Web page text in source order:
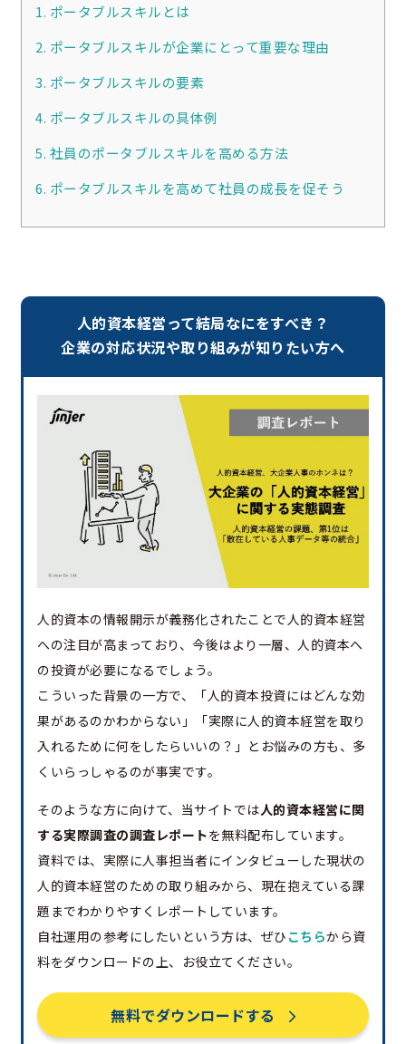
1. ポータブルスキルとは
2. ポータブルスキルが企業にとって重要な理由
3. ポータブルスキルの要素
4. ポータブルスキルの具体例
5. 社員のポータブルスキルを高める方法
6. ポータブルスキルを高めて社員の成長を促そう
人的資本経営って結局なにをすべき？
企業の対応状況や取り組みが知りたい方へ
人的資本の情報開示が義務化されたことで人的資本経営
への注目が高まっており、今後はより一層、人的資本へ
の投資が必要になるでしょう。
こういった背景の一方で、「人的資本投資にはどんな効
果があるのかわからない」「実際に人的資本経営を取り
入れるために何をしたらいいの？」とお悩みの方も、多
くいらっしゃるのが事実です。
そのような方に向けて、当サイトでは人的資本経営に関
する実際調査の調査レポートを無料配布しています。
資料では、実際に人事担当者にインタビューした現状の
人的資本経営のための取り組みから、現在抱えている課
題までわかりやすくレポートしています。
自社運用の参考にしたいという方は、ぜひ こちらから資
料をダウンロードの上、お役立てください。
無料でダウンロードする